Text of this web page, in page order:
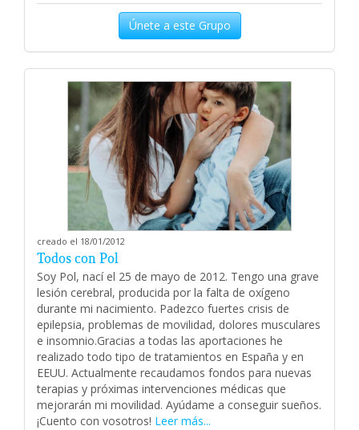
Únete a este Grupo
creado el 18/01/2012
Todos con Pol
Soy Pol, nací el 25 de mayo de 2012. Tengo una grave
lesión cerebral, producida por la falta de oxígeno
durante mi nacimiento. Padezco fuertes crisis de
epilepsia, problemas de movilidad, dolores musculares
e insomnio.Gracias a todas las aportaciones he
realizado todo tipo de tratamientos en España y en
EEUU. Actualmente recaudamos fondos para nuevas
terapias y próximas intervenciones médicas que
mejorarán mi movilidad. Ayúdame a conseguir sueños.
¡Cuento con vosotros! Leer más...